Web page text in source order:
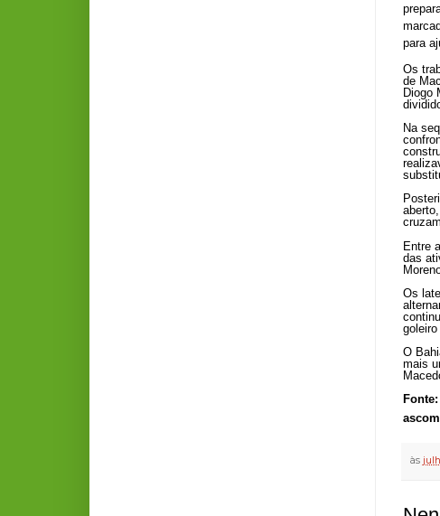
para
Os
de
Diogo
Na
Entre
das
Os
O
mais
às